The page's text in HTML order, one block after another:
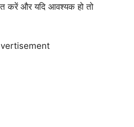
करें और यदि आवश्यक हो तो